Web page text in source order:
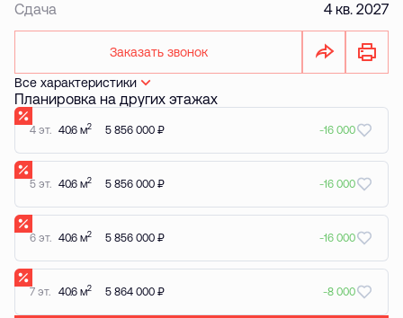
Сдача 4 кв. 2027
Заказать звонок
Все характеристики
Планировка на других этажах
4 эт. 40.6 м2 5 856 000 ₽ -16 000
5 эт. 40.6 м2 5 856 000 ₽ -16 000
6 эт. 40.6 м2 5 856 000 ₽ -16 000
7 эт. 40.6 м2 5 864 000 ₽ -8 000